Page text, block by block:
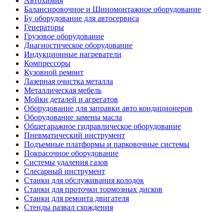
Балансировочное и Шиномонтажное оборудование
Бу оборудование для автосервиса
Генераторы
Грузовое оборудование
Диагностическое оборудование
Индукционные нагреватели
Компрессоры
Кузовной ремонт
Лазерная очистка металла
Металлическая мебель
Мойки деталей и агрегатов
Оборудование для заправки авто кондиционеров
Оборудование замены масла
Общегаражное гидравлическое оборудование
Пневматический инструмент
Подъемные платформы и парковочные системы
Покрасочное оборудование
Системы удаления газов
Слесарный инструмент
Станки для обслуживания колодок
Станки для проточки тормозных дисков
Станки для ремонта двигателя
Стенды развал схождения